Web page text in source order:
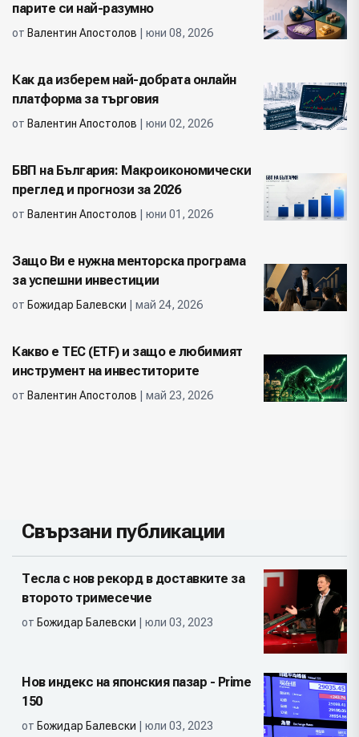
парите си най-разумно
от Валентин Апостолов | юни 08, 2026
Как да изберем най-добрата онлайн
платформа за търговия
от Валентин Апостолов | юни 02, 2026
БВП на България: Макроикономически
преглед и прогнози за 2026
от Валентин Апостолов | юни 01, 2026
Защо Ви е нужна менторска програма
за успешни инвестиции
от Божидар Балевски | май 24, 2026
Какво е ТЕС (ETF) и защо е любимият
инструмент на инвеститорите
от Валентин Апостолов | май 23, 2026
Свързани публикации
Тесла с нов рекорд в доставките за
второто тримесечие
от Божидар Балевски | юли 03, 2023
Нов индекс на японския пазар - Prime
150
от Божидар Балевски | юли 03, 2023